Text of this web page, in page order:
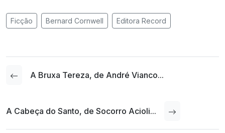
Ficção Bernard Cornwell Editora Record
A Bruxa Tereza, de André Vianco...
A Cabeça do Santo, de Socorro Acioli...